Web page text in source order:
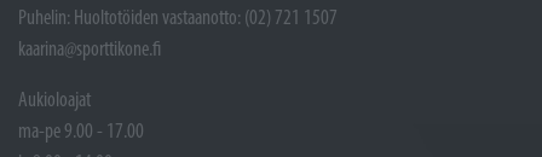
Puhelin: Huoltotöiden vastaanotto: (02) 721 1507
kaarina@sporttikone.fi
Aukioloajat
ma-pe 9.00 - 17.00